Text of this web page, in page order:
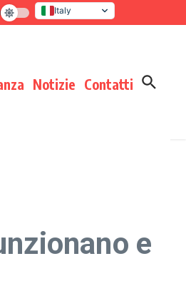
che moltiplica i risultati
Italy
United States
Notizie Contatti
e